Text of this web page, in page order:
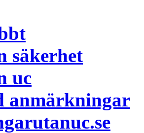
säkerhet
uc
anmärkningar